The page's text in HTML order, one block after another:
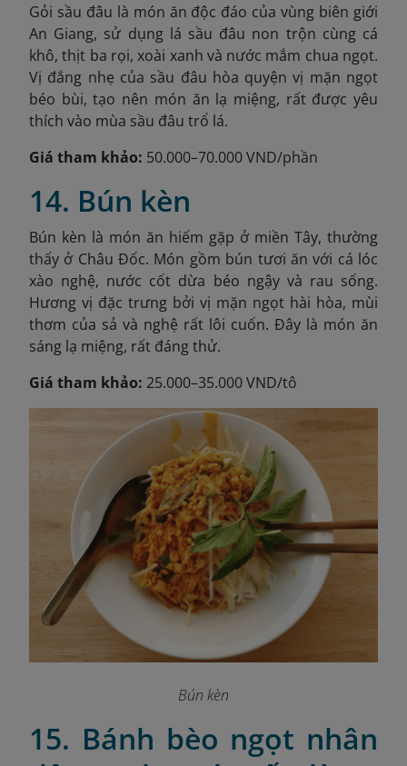
Gỏi sầu đâu là món ăn độc đáo của vùng biên giới
An Giang, sử dụng lá sầu đâu non trộn cùng cá
khô, thịt ba rọi, xoài xanh và nước mắm chua ngọt.
Vị đắng nhẹ của sầu đâu hòa quyện vị mặn ngọt
béo bùi, tạo nên món ăn lạ miệng, rất được yêu
thích vào mùa sầu đâu trổ lá.
Giá tham khảo: 50.000–70.000 VND/phần
14. Bún kèn
Bún kèn là món ăn hiếm gặp ở miền Tây, thường
thấy ở Châu Đốc. Món gồm bún tươi ăn với cá lóc
xào nghệ, nước cốt dừa béo ngậy và rau sống.
Hương vị đặc trưng bởi vị mặn ngọt hài hòa, mùi
thơm của sả và nghệ rất lôi cuốn. Đây là món ăn
sáng lạ miệng, rất đáng thử.
Giá tham khảo: 25.000–35.000 VND/tô
Bún kèn
15. Bánh bèo ngọt nhân